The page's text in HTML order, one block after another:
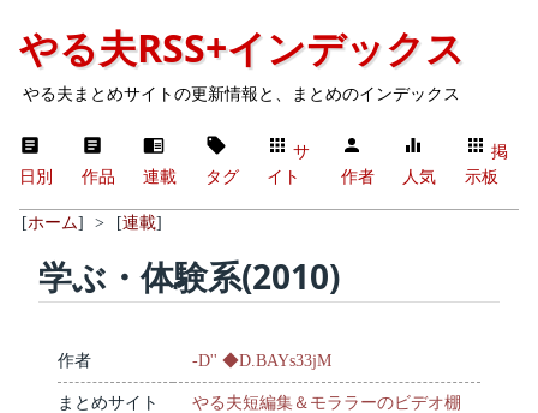
やる夫RSS+インデックス
やる夫まとめサイトの更新情報と、まとめのインデックス
日別 作品 連載 タグ
サ
イト
作者 人気
掲
示板
[ホーム] > [連載]
学ぶ・体験系(2010)
作者 -D'' ◆D.BAYs33jM
まとめサイト
やる夫短編集＆モララーのビデオ棚